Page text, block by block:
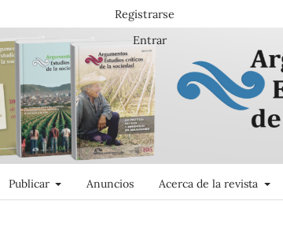
Publicar Anuncios Acerca de la revista
Registrarse
Entrar